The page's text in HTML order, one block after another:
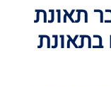
תאונת
בתאונת